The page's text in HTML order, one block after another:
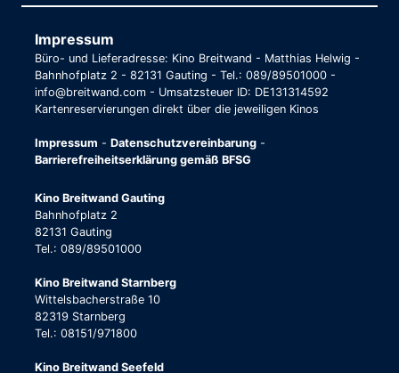
Impressum
Büro- und Lieferadresse: Kino Breitwand - Matthias Helwig -
Bahnhofplatz 2 - 82131 Gauting - Tel.: 089/89501000 -
info@breitwand.com - Umsatzsteuer ID: DE131314592
Kartenreservierungen direkt über die jeweiligen Kinos
Impressum - Datenschutzvereinbarung -
Barrierefreiheitserklärung gemäß BFSG
Kino Breitwand Gauting
Bahnhofplatz 2
82131 Gauting
Tel.: 089/89501000
Kino Breitwand Starnberg
Wittelsbacherstraße 10
82319 Starnberg
Tel.: 08151/971800
Kino Breitwand Seefeld